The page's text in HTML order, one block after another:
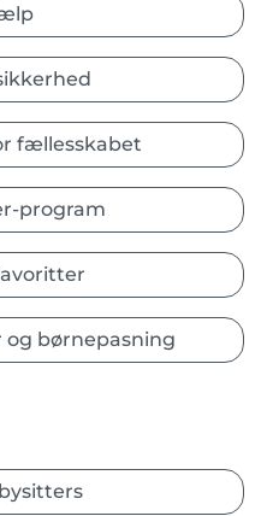
fællesskabet
program
og børnepasning